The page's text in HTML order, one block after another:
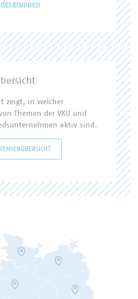
zeigt, in welcher
Themen der VKU und
aktiv sind.